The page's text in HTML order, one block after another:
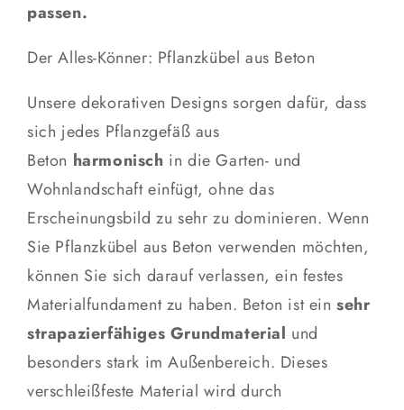
passen.
Der Alles-Könner: Pflanzkübel aus Beton
Unsere dekorativen Designs sorgen dafür, dass
sich jedes Pflanzgefäß aus
Beton harmonisch in die Garten- und
Wohnlandschaft einfügt, ohne das
Erscheinungsbild zu sehr zu dominieren. Wenn
Sie Pflanzkübel aus Beton verwenden möchten,
können Sie sich darauf verlassen, ein festes
Materialfundament zu haben. Beton ist einsehr
strapazierfähiges Grundmaterial und
besonders stark im Außenbereich. Dieses
verschleißfeste Material wird durch